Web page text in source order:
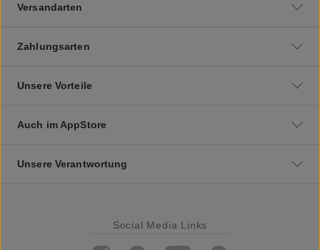
Versandarten
Zahlungsarten
Unsere Vorteile
Auch im AppStore
Unsere Verantwortung
Social Media Links